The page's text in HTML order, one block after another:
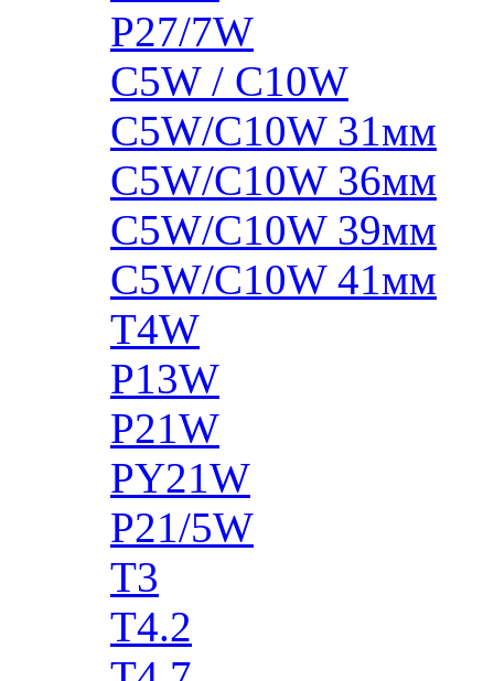
P27/7W
C5W / C10W
C5W/C10W 31мм
C5W/C10W 36мм
C5W/C10W 39мм
C5W/C10W 41мм
T4W
P13W
P21W
PY21W
P21/5W
T3
T4.2